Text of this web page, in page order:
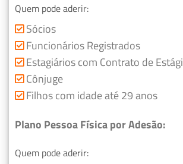
Quem pode aderir:
Sócios
Funcionários Registrados
Estagiários com Contrato de
Cônjuge
Filhos com idade até 29 anos
Plano Pessoa Física por Adesão:
Quem pode aderir: